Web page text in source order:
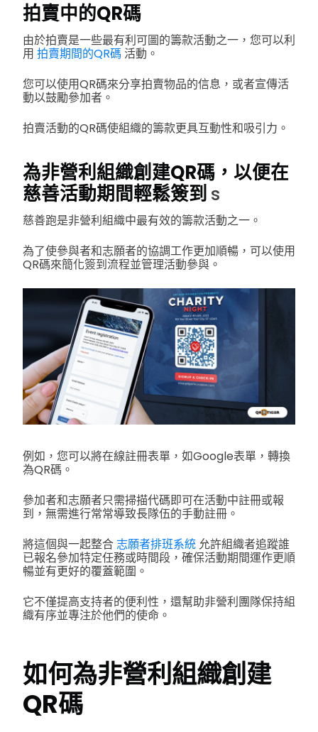
拍賣中的QR碼
由於拍賣是一些最有利可圖的籌款活動之一，您可以利
用 拍賣期間的QR碼 活動。
您可以使用QR碼來分享拍賣物品的信息，或者宣傳活
動以鼓勵參加者。
拍賣活動的QR碼使組織的籌款更具互動性和吸引力。
為非營利組織創建QR碼，以便在
慈善活動期間輕鬆簽到s
慈善跑是非營利組織中最有效的籌款活動之一。
為了使參與者和志願者的協調工作更加順暢，可以使用
QR碼來簡化簽到流程並管理活動參與。
例如，您可以將在線註冊表單，如Google表單，轉換
為QR碼。
參加者和志願者只需掃描代碼即可在活動中註冊或報
到，無需進行常常導致長隊伍的手動註冊。
將這個與一起整合志願者排班系統允許組織者追蹤誰
已報名參加特定任務或時間段，確保活動期間運作更順
暢並有更好的覆蓋範圍。
它不僅提高支持者的便利性，還幫助非營利團隊保持組
織有序並專注於他們的使命。
如何為非營利組織創建
QR碼